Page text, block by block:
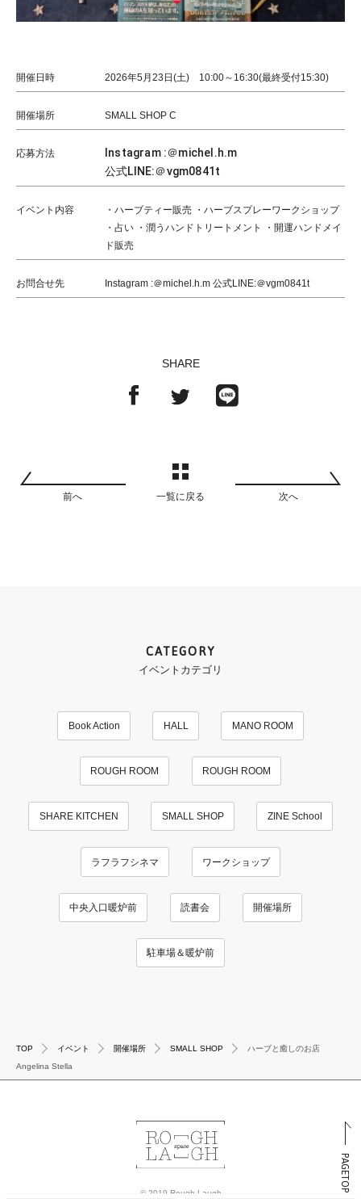
開催日時 2026年5月23日(土) 10:00～16:30(最終受付15:30)
開催場所 SMALL SHOP C
応募方法
Instagram :＠michel.h.m
公式LINE:＠vgm0841t
イベント内容
・ハーブティー販売 ・ハーブスプレーワークショップ
・占い ・潤うハンドトリートメント ・開運ハンドメイ
ド販売
お問合せ先 Instagram :＠michel.h.m 公式LINE:＠vgm0841t
SHARE
前へ 一覧に戻る 次へ
CATEGORY
イベントカテゴリ
Book Action HALL MANO ROOM
ROUGH ROOM ROUGH ROOM
SHARE KITCHEN SMALL SHOP ZINE School
ラフラフシネマ ワークショップ
中央入口暖炉前 読書会 開催場所
駐車場＆暖炉前
TOP イベント 開催場所 SMALL SHOP
ハーブと癒しのお店
Angelina Stella
PAGETOP
© 2019 Rough Laugh